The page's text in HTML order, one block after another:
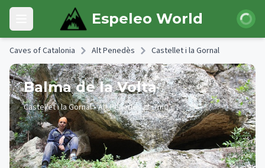
Skip to main content
Open main menu Espeleo World Login
Caves of Catalonia Alt Penedès Castellet i la Gornal
Balma de la Volta
Castellet i la Gornal• Alt Penedès 7m0